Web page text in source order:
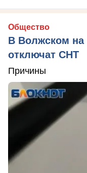
Общество
В Волжском на
отключат СНТ
Причины